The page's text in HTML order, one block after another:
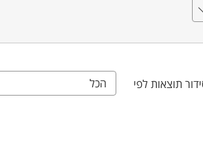
תוצאות לפי הכל